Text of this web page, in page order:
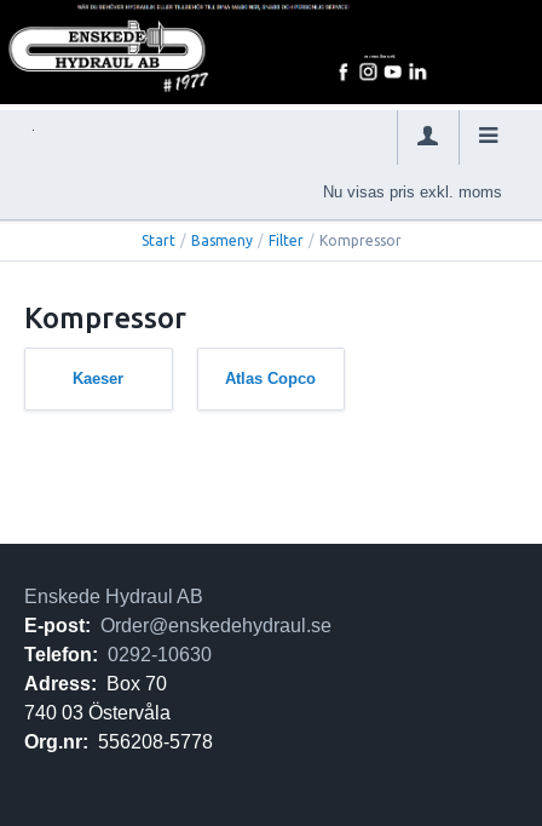
Nu visas pris exkl. moms
Start / Basmeny / Filter / Kompressor
Kompressor
Kaeser Atlas Copco
Enskede Hydraul AB
E-post: Order@enskedehydraul.se
Telefon: 0292-10630
Adress:
Box 70
740 03 Östervåla
Org.nr: 556208-5778